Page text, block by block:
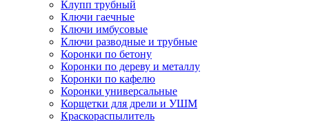
Клупп трубный
Ключи гаечные
Ключи имбусовые
Ключи разводные и трубные
Коронки по бетону
Коронки по дереву и металлу
Коронки по кафелю
Коронки универсальные
Корщетки для дрели и УШМ
Краскораспылитель